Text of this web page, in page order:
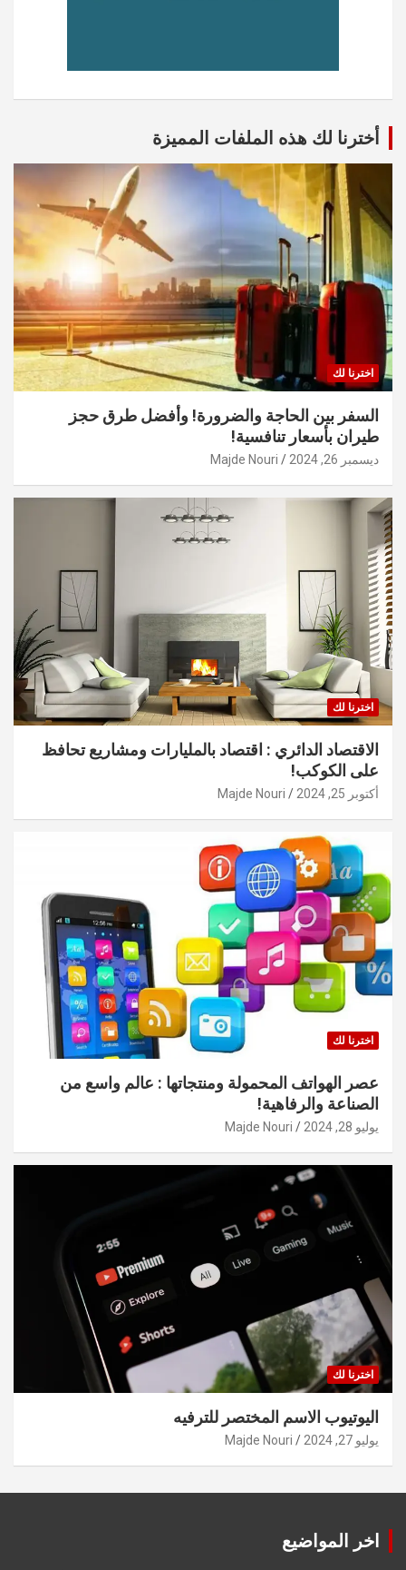
أخترنا لك هذه الملفات المميزة
اخترنا لك
السفر بين الحاجة والضرورة! وأفضل طرق حجز
طيران بأسعار تنافسية!
ديسمبر 26, 2024 Majde Nouri
اخترنا لك
الاقتصاد الدائري : اقتصاد بالمليارات ومشاريع تحافظ
على الكوكب!
أكتوبر 25, 2024 Majde Nouri
اخترنا لك
عصر الهواتف المحمولة ومنتجاتها : عالم واسع من
الصناعة والرفاهية!
يوليو 28, 2024 Majde Nouri
اخترنا لك
اليوتيوب الاسم المختصر للترفيه
يوليو 27, 2024 Majde Nouri
اخر المواضيع